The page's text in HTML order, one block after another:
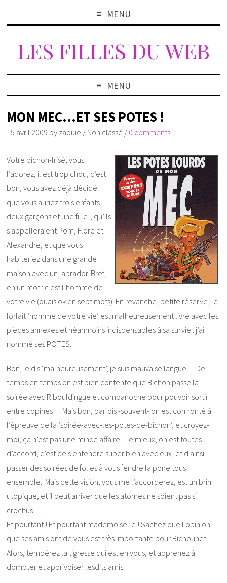
MENU
LES FILLES DU WEB
MENU
MON MEC…ET SES POTES !
15 avril 2009 by zaouie / Non classé / 0 comments
Votre bichon-frisé, vous
l’adorez, il est trop chou, c’est
bon, vous avez déjà décidé
que vous auriez trois enfants -
deux garçons et une fille-, qu’ils
s’appelleraient Pom, Flore et
Alexandre, et que vous
habiteriez dans une grande
maison avec un labrador. Bref,
en un mot : c’est l’homme de
votre vie (ouais ok en sept mots). En revanche, petite réserve, le
forfait ‘homme de votre vie’ est malheureusement livré avec les
pièces annexes et néanmoins indispensables à sa survie : j’ai
nommé ses POTES.
Bon, je dis ‘malheureusement’, je suis mauvaise langue… De
temps en temps on est bien contente que Bichon passe la
soirée avec Ribouldingue et companoche pour pouvoir sortir
entre copines… Mais bon, parfois -souvent- on est confronté à
l’épreuve de la ‘soirée-avec-les-potes-de-bichon’, et croyez-
moi, ça n’est pas une mince affaire ! Le mieux, on est toutes
d’accord, c’est de s’entendre super bien avec eux, et d’ainsi
passer des soirées de folies à vous fendre la poire tous
ensemble. Mais cette vision, vous me l’accorderez, est un brin
utopique, et il peut arriver que les atomes ne soient pas si
crochus…
Et pourtant ! Et pourtant mademoiselle ! Sachez que l’opinion
que ses amis ont de vous est très importante pour Bichounet !
Alors, tempérez la tigresse qui est en vous, et apprenez à
dompter et apprivoiser lesdits amis.